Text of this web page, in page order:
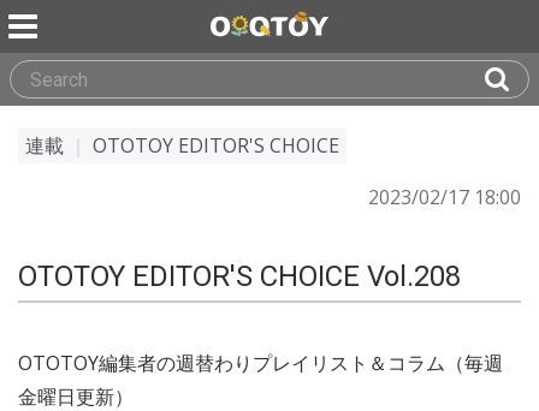
連載
OTOTOY EDITOR'S CHOICE
2023/02/17 18:00
OTOTOY EDITOR'S CHOICE Vol.208
OTOTOY編集者の週替わりプレイリスト＆コラム（毎週
金曜日更新）